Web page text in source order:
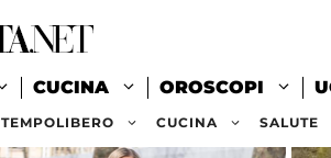
CUCINA OROSCOPI
TEMPOLIBERO CUCINA SALUTE